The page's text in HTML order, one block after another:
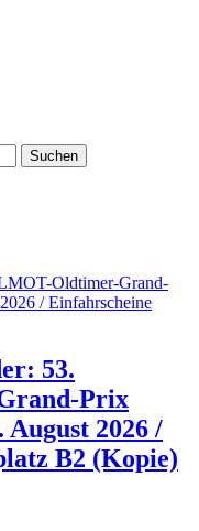
Suchen
53.
Prix
2026 /
B2 (Kopie)